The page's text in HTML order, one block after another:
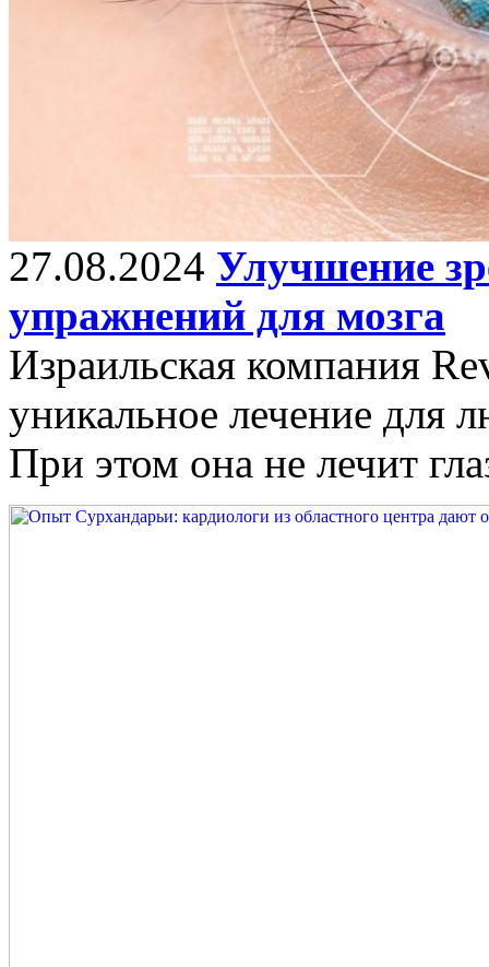
27.08.2024 Улучшение
упражнений для мозга
Израильская компания
уникальное лечение для
При этом она не лечит